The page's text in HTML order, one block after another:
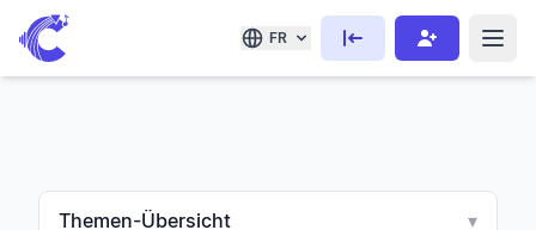
FR
Themen-Übersicht ▾